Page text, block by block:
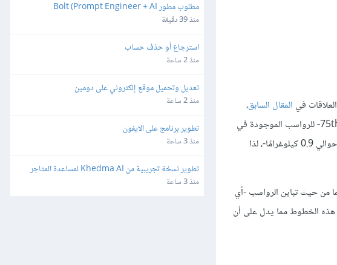
في المقال السابق،
حيث يوضِّح الشكل السابق المئين 25 -أي 25th percentile- والمئين 50 -أي 50th percentile- والمئين 75 -أي 75th percentile- للرواسب الموجودة في
كل مجموعة، وكما هو متوقع فإن الوسيط median يقارب الصفر والانحراف الربيعي interquartile range هو حوالي رطلين -أي حوالي 0.9 كيلوغرامًا-، لذا
من حيث تباين الرواسب -أي
هذه الخطوط مما يدل على أن
Developer)
منذ 39 دقيقة
استرجاع أو حذف حساب
منذ 2 ساعة
تعديل وتحميل موقع إلكتروني على دومين
منذ 2 ساعة
تطوير برنامج على الايفون
منذ 3 ساعة
تطوير نسخة تجريبية من Khedma AI لمساعدة المتاجر
منذ 3 ساعة